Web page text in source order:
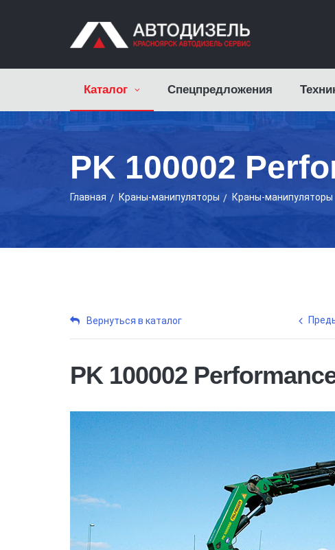
Каталог Спецпредложения
PK 100002
Главная Краны-манипуляторы Краны-манипуляторы
Вернуться в каталог
PK 100002